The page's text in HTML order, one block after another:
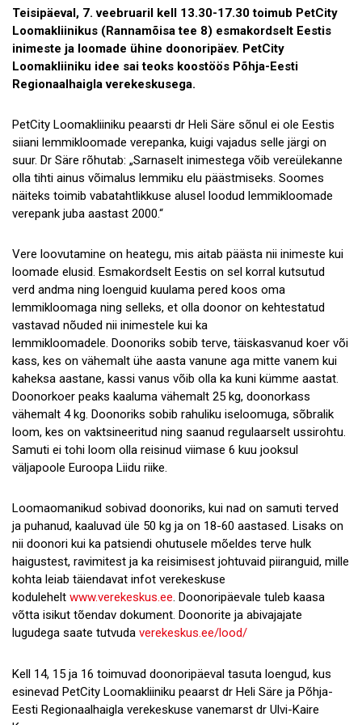
Teisipäeval, 7. veebruaril kell 13.30-17.30 toimub PetCity
Loomakliinikus (Rannamõisa tee 8) esmakordselt Eestis
inimeste ja loomade ühine doonoripäev. PetCity
Loomakliiniku idee sai teoks koostöös Põhja-Eesti
Regionaalhaigla verekeskusega.
PetCity Loomakliiniku peaarsti dr Heli Säre sõnul ei ole Eestis
siiani lemmikloomade verepanka, kuigi vajadus selle järgi on
suur. Dr Säre rõhutab: „Sarnaselt inimestega võib vereülekanne
olla tihti ainus võimalus lemmiku elu päästmiseks. Soomes
näiteks toimib vabatahtlikkuse alusel loodud lemmikloomade
verepank juba aastast 2000.“
Vere loovutamine on heategu, mis aitab päästa nii inimeste kui
loomade elusid. Esmakordselt Eestis on sel korral kutsutud
verd andma ning loenguid kuulama pered koos oma
lemmikloomaga ning selleks, et olla doonor on kehtestatud
vastavad nõuded nii inimestele kui ka
lemmikloomadele. Doonoriks sobib terve, täiskasvanud koer või
kass, kes on vähemalt ühe aasta vanune aga mitte vanem kui
kaheksa aastane, kassi vanus võib olla ka kuni kümme aastat.
Doonorkoer peaks kaaluma vähemalt 25 kg, doonorkass
vähemalt 4 kg. Doonoriks sobib rahuliku iseloomuga, sõbralik
loom, kes on vaktsineeritud ning saanud regulaarselt ussirohtu.
Samuti ei tohi loom olla reisinud viimase 6 kuu jooksul
väljapoole Euroopa Liidu riike.
Loomaomanikud sobivad doonoriks, kui nad on samuti terved
ja puhanud, kaaluvad üle 50 kg ja on 18-60 aastased. Lisaks on
nii doonori kui ka patsiendi ohutusele mõeldes terve hulk
haigustest, ravimitest ja ka reisimisest johtuvaid piiranguid, mille
kohta leiab täiendavat infot verekeskuse
kodulehelt www.verekeskus.ee. Doonoripäevale tuleb kaasa
võtta isikut tõendav dokument. Doonorite ja abivajajate
lugudega saate tutvuda verekeskus.ee/lood/
Kell 14, 15 ja 16 toimuvad doonoripäeval tasuta loengud, kus
esinevad PetCity Loomakliiniku peaarst dr Heli Säre ja Põhja-
Eesti Regionaalhaigla verekeskuse vanemarst dr Ulvi-Kaire